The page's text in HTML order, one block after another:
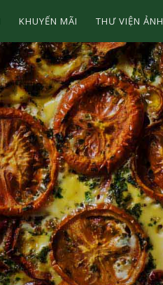
KHUYẾN MÃI THƯ VIỆN ẢNH